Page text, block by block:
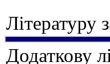
Додаткову